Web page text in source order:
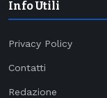
Info Utili
Privacy Policy
Contatti
Redazione